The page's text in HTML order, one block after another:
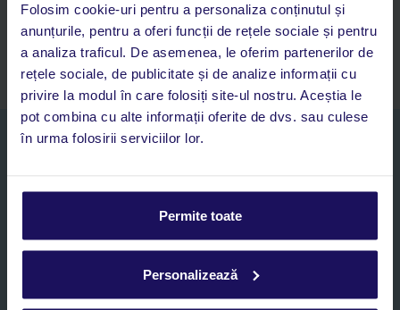
Folosim cookie-uri pentru a personaliza conținutul și
anunțurile, pentru a oferi funcții de rețele sociale și pentru
a analiza traficul. De asemenea, le oferim partenerilor de
rețele sociale, de publicitate și de analize informații cu
privire la modul în care folosiți site-ul nostru. Aceștia le
pot combina cu alte informații oferite de dvs. sau culese
în urma folosirii serviciilor lor.
Permite toate
Personalizează
singură aplicație
Asistență 24/7 prin chat, pe toată durata vacanței
Abonați-vă la newsletter
Sunt de acord cu prelucrarea datelor mele personale de către TUI